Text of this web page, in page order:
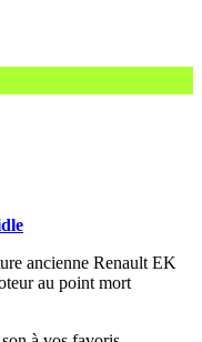
ancienne Renault EK
au point mort